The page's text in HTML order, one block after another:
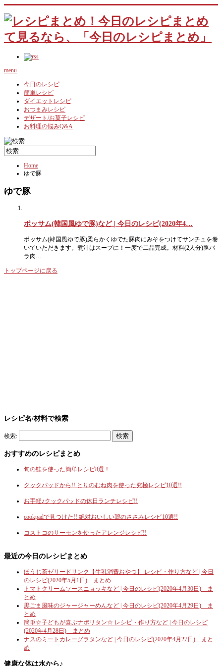
menu
今日のレシピ
簡単レシピ
ダイエットレシピ
おつまみレシピ
デザート/お菓子レシピ
お料理の悩みQ&A
Home
ゆで豚
ゆで豚
ポッサム(韓国風ゆで豚)など | 今日のレシピ(2020年4…
ポッサム(韓国風ゆで豚)柔らかくゆでた豚肉にみそをつけてサンチュを巻
いていただきます。煮汁はスープに！一度で二品完成。材料(2人分)豚バ
ラ肉…
トップページに戻る
レシピ名/材料で検索
検索:
おすすめのレシピまとめ
旬の鮭を使った簡単レシピ8選！
クックパッドから!! とりのむね肉を使った究極レシピ10選!!
お手軽♪クックパッドの休日ランチレシピ!!
cookpadで見つけた!! 絶対おいしい鶏のささみレシピ10選!!
コストコのサーモンを使ったアレンジレシピ!!
最近の今日のレシピまとめ
ほうじ茶ゼリードリンク【牛乳消費おやつ】 レシピ・作り方など | 今日
のレシピ(2020年5月1日) まとめ
トマトクリームソースニョッキなど | 今日のレシピ(2020年4月30日) ま
とめ
黒ごま風味のジャージャーめんなど | 今日のレシピ(2020年4月29日) ま
とめ
簡単☆子どもが喜ぶナポリタン☆ レシピ・作り方など | 今日のレシピ
(2020年4月28日) まとめ
ナスのミートカレーグラタンなど | 今日のレシピ(2020年4月27日) まと
め
健康な体は水から♪